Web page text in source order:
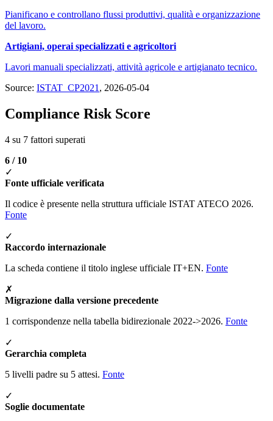
Pianificano e controllano flussi produttivi, qualità e organizzazione
del lavoro.
Artigiani, operai specializzati e agricoltori
Lavori manuali specializzati, attività agricole e artigianato tecnico.
Source: ISTAT_CP2021 , 2026-05-04
Compliance Risk Score
4 su 7 fattori superati
6 / 10
✓
Fonte ufficiale verificata
Il codice è presente nella struttura ufficiale ISTAT ATECO 2026.
Fonte
✓
Raccordo internazionale
La scheda contiene il titolo inglese ufficiale IT+EN. Fonte
✗
Migrazione dalla versione precedente
1 corrispondenze nella tabella bidirezionale 2022->2026. Fonte
✓
Gerarchia completa
5 livelli padre su 5 attesi. Fonte
✓
Soglie documentate